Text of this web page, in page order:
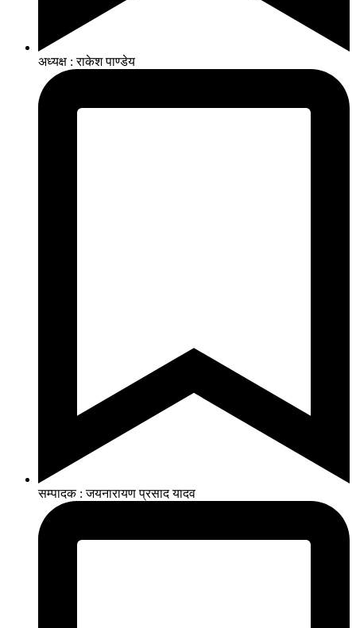
अध्यक्ष : राकेश पाण्डेय
सम्पादक : जयनारायण प्रसाद यादव